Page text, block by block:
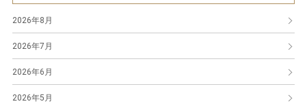
2026年8月
2026年7月
2026年6月
2026年5月